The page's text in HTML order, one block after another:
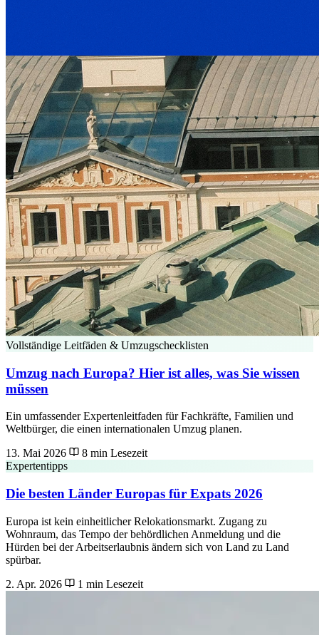
Vollständige Leitfäden & Umzugschecklisten
Umzug nach Europa? Hier ist alles, was Sie wissen
müssen
Ein umfassender Expertenleitfaden für Fachkräfte, Familien und
Weltbürger, die einen internationalen Umzug planen.
13. Mai 2026
8 min Lesezeit
Expertentipps
Die besten Länder Europas für Expats 2026
Europa ist kein einheitlicher Relokationsmarkt. Zugang zu
Wohnraum, das Tempo der behördlichen Anmeldung und die
Hürden bei der Arbeitserlaubnis ändern sich von Land zu Land
spürbar.
2. Apr. 2026
1 min Lesezeit